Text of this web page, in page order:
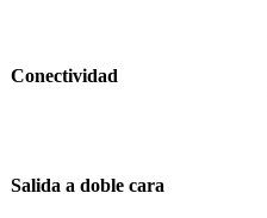
Conectividad
Salida a doble cara